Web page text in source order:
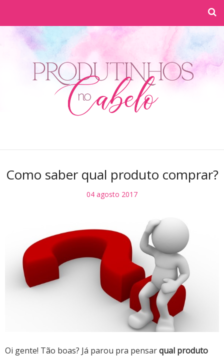
Como saber qual produto comprar?
04 agosto 2017
Oi gente! Tão boas? Já parou pra pensarqual produto